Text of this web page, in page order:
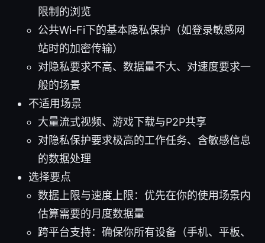
限制的浏览
公共Wi-Fi下的基本隐私保护（如登录敏感网
站时的加密传输）
对隐私要求不高、数据量不大、对速度要求一
般的场景
不适用场景
大量流式视频、游戏下载与P2P共享
对隐私保护要求极高的工作任务、含敏感信息
的数据处理
选择要点
数据上限与速度上限：优先在你的使用场景内
估算需要的月度数据量
跨平台支持：确保你所有设备（手机、平板、